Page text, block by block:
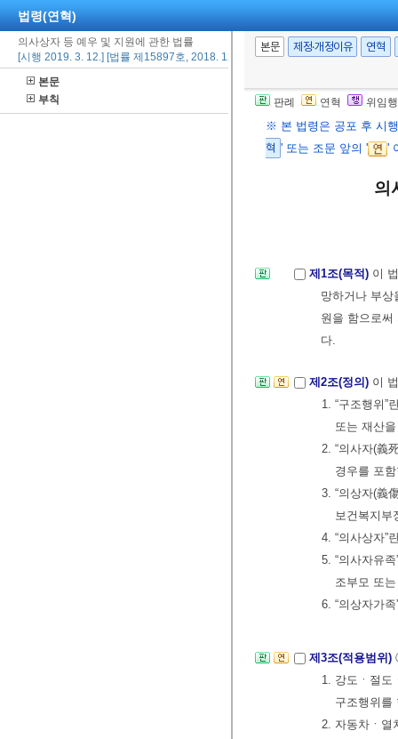
법령(연혁)
의사상자 등 예우 및 지원에 관한 법률
[시행 2019. 3. 12.] [법률 제15897호, 2018. 12. 11., 일부개정]
본문
부칙
본문 제정·개정이유 연혁
판례 연혁 위임
※ 본 법령은 공포 후 시
혁 ' 또는 조문 앞의 ' '
의
제1조(목적) 이
망하거나 부
원을 함으로
다.
제2조(정의) 이
1. “구조행위”
또는 재산
2. “의사자(義
경우를 포
3. “의상자(義
보건복지부
4. “의사상자”
5. “의사자유
조부모 또
6. “의상자가
제3조(적용범위)
1. 강도ㆍ절도
구조행위를
2. 자동차ㆍ열